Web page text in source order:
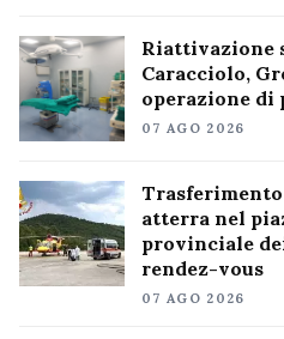
Riattivazione
Caracciolo,
operazione di
07 AGO 2026
Trasferimento
atterra nel
provinciale
rendez-vous
07 AGO 2026